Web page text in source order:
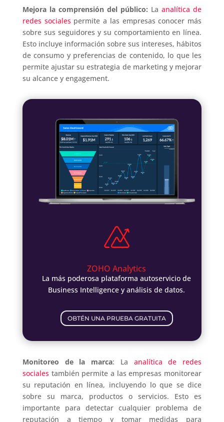
Mejora la comprensión del público: Laanalítica de
redes socialespermite a las empresas conocer más
sobre sus seguidores y su comportamiento en línea.
Esto incluye información sobre sus intereses, hábitos
de consumo y preferencias de contenido, lo que les
permite ajustar su estrategia de marketing y mejorar
su alcance y engagement.
ZOHO Analytics
La más poderosa plataforma autoservicio de
Business Intelligence y análisis de datos.
OBTÉN UNA PRUEBA GRATUITA
Monitoreo de la marca: La analítica de redes
socialestambién permite a las empresas monitorear
su reputación en línea, incluyendo lo que se dice
sobre su marca, productos o servicios. Esto es
importante para detectar cualquier problema de
reputación a tiempo y tomar medidas para